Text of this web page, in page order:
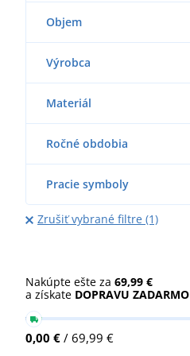
Objem
Výrobca
Materiál
Ročné obdobia
Pracie symboly
Zrušiť vybrané filtre (1)
Nakúpte ešte za 69,99 €
a získate DOPRAVU ZADARMO
0,00 € / 69,99 €